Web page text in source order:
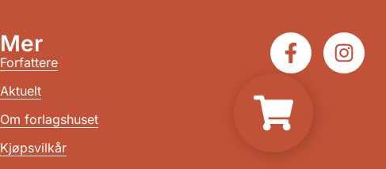
Mer
Forfattere
Aktuelt
Om forlagshuset
Kjøpsvilkår